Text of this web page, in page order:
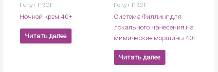
Forty+ PROF
Ночной крем 40+
Читать далее
Forty+ PROF
Система Филлинг для
локального нанесения на
мимические морщины 40+
Читать далее